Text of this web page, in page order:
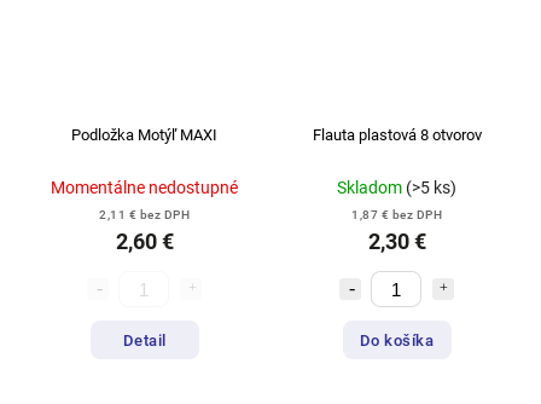
Podložka Motýľ MAXI
Momentálne nedostupné
2,11 € bez DPH
2,60 €
Detail
Flauta plastová 8 otvorov
Skladom (>5 ks)
1,87 € bez DPH
2,30 €
Do košíka